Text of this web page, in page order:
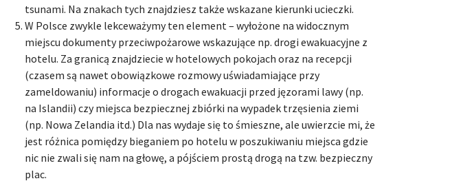
tsunami. Na znakach tych znajdziesz także wskazane kierunki ucieczki.
W Polsce zwykle lekceważymy ten element – wyłożone na widocznym
miejscu dokumenty przeciwpożarowe wskazujące np. drogi ewakuacyjne z
hotelu. Za granicą znajdziecie w hotelowych pokojach oraz na recepcji
(czasem są nawet obowiązkowe rozmowy uświadamiające przy
zameldowaniu) informacje o drogach ewakuacji przed jęzorami lawy (np.
na Islandii) czy miejsca bezpiecznej zbiórki na wypadek trzęsienia ziemi
(np. Nowa Zelandia itd.) Dla nas wydaje się to śmieszne, ale uwierzcie mi, że
jest różnica pomiędzy bieganiem po hotelu w poszukiwaniu miejsca gdzie
nic nie zwali się nam na głowę, a pójściem prostą drogą na tzw. bezpieczny
plac.